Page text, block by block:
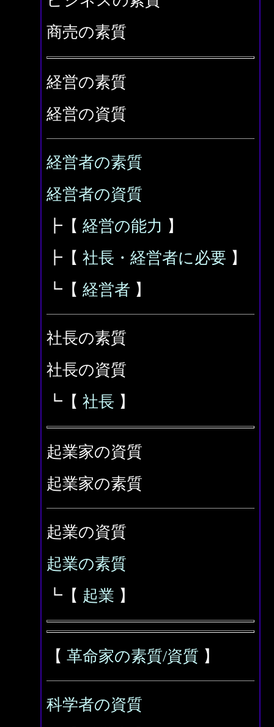
商売の素質
経営の素質
経営の資質
経営者の素質
経営者の資質
┣【 経営の能力 】
┣【 社長・経営者に必要 】
┗【 経営者 】
社長の素質
社長の資質
┗【 社長 】
起業家の資質
起業家の素質
起業の資質
起業の素質
┗【 起業 】
【 革命家の素質/資質 】
科学者の資質